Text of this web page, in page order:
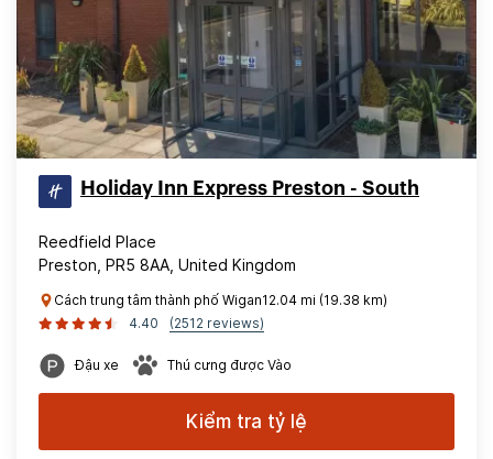
Holiday Inn Express Preston - South
Reedfield Place
Preston, PR5 8AA, United Kingdom
Cách trung tâm thành phố Wigan12.04 mi (19.38 km)
4.40
(2512 reviews)
Đậu xe Thú cưng được Vào
Kiểm tra tỷ lệ